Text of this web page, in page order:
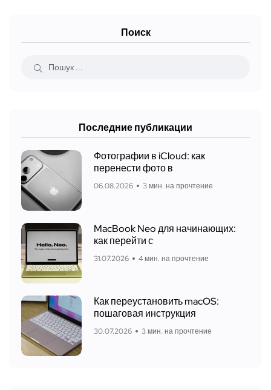
Поиск
Последние публикации
Фотографии в iCloud: как
перенести фото в
06.08.2026 3 мин. на прочтение
MacBook Neo для начинающих:
как перейти с
31.07.2026 4 мин. на прочтение
Как переустановить macOS:
пошаговая инструкция
30.07.2026 3 мин. на прочтение